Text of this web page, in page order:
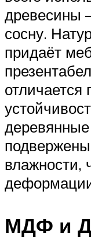
древесины
сосну.
придаёт
отличается
влажности,
МДФ и